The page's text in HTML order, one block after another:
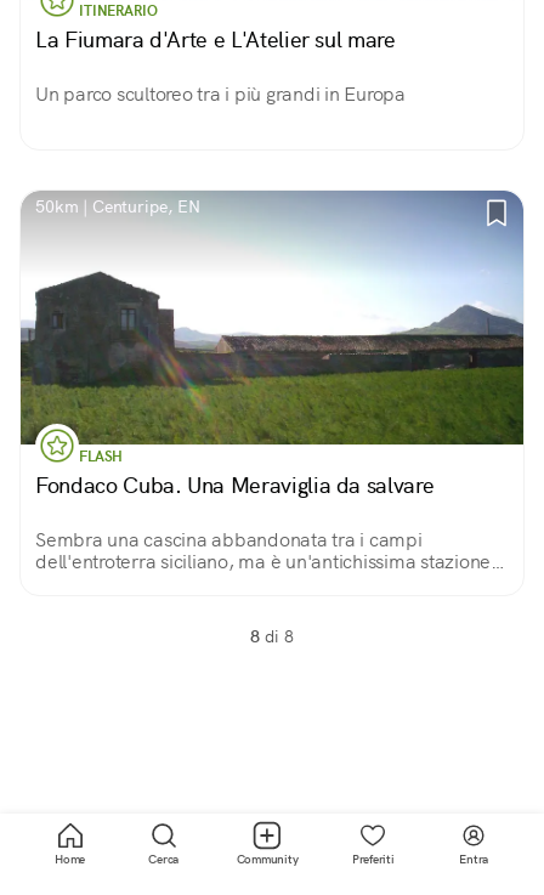
ITINERARIO
La Fiumara d'Arte e L'Atelier sul mare
Un parco scultoreo tra i più grandi in Europa
50km | Centuripe, EN
FLASH
Fondaco Cuba. Una Meraviglia da salvare
Sembra una cascina abbandonata tra i campi
dell'entroterra siciliano, ma è un'antichissima stazione
8 di 8
Home Cerca Community Preferiti Entra